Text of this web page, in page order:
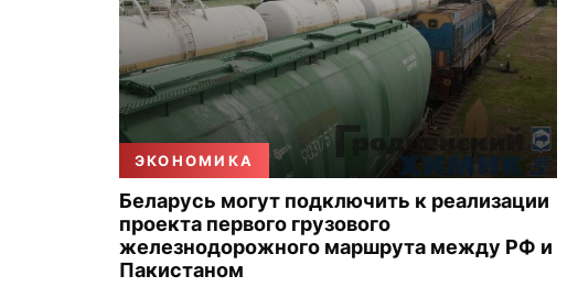
ЭКОНОМИКА
Беларусь могут подключить к реализации
проекта первого грузового
железнодорожного маршрута между РФ и
Пакистаном